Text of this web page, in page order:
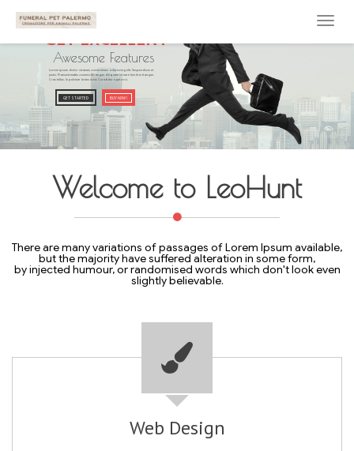
Awesome Features
GET EXCELLENT
Lorem ipsum dolor sit amet, consectetuer adipiscing elit. Suspendisse et
justo. Praesent mattis commodo augue. Aliquam ornare hendrerit augue.
Cras tellus. In pulvinar lectus a est. Curabitur eget orci.
GET STARTED BUY NOW !
Welcome to LeoHunt
There are many variations of passages of Lorem Ipsum available,
but the majority have suffered alteration in some form,
by injected humour, or randomised words which don't look even
slightly believable.
Web Design